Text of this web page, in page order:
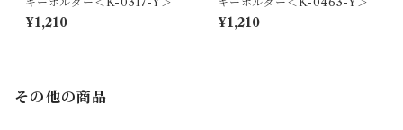
¥1,210 ¥1,210
その他の商品